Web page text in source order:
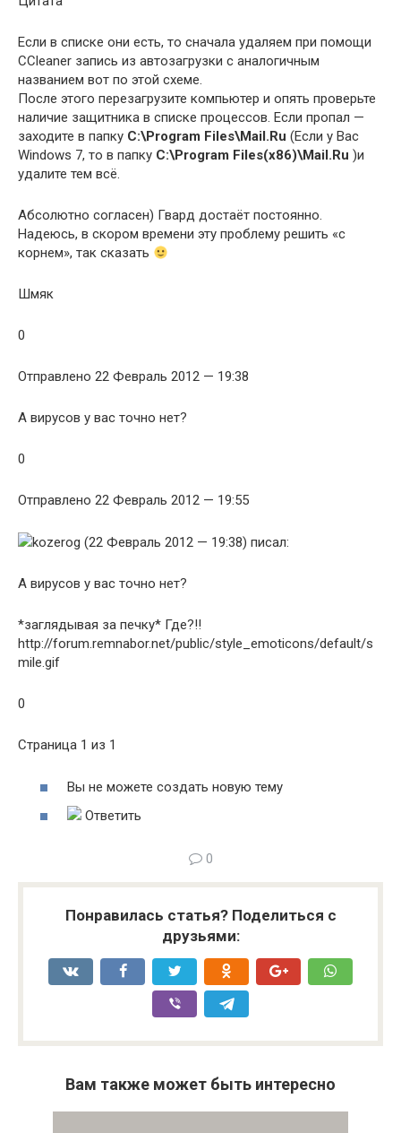
Если в списке они есть, то сначала удаляем при помощи
CCleaner запись из автозагрузки с аналогичным
названием вот по этой схеме.
После этого перезагрузите компьютер и опять проверьте
наличие защитника в списке процессов. Если пропал —
заходите в папку C:\Program Files\Mail.Ru (Если у Вас
Windows 7, то в папку C:\Program Files(x86)\Mail.Ru )и
удалите тем всё.
Абсолютно согласен) Гвард достаёт постоянно.
Надеюсь, в скором времени эту проблему решить «с
корнем», так сказать
Шмяк
0
Отправлено 22 Февраль 2012 — 19:38
А вирусов у вас точно нет?
0
Отправлено 22 Февраль 2012 — 19:55
kozerog (22 Февраль 2012 — 19:38) писал:
А вирусов у вас точно нет?
*заглядывая за печку* Где?!!
http://forum.remnabor.net/public/style_emoticons/default/s
mile.gif
0
Страница 1 из 1
Вы не можете создать новую тему
Ответить
0
Понравилась статья? Поделиться с
друзьями:
Вам также может быть интересно